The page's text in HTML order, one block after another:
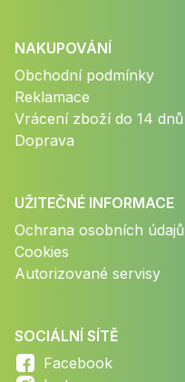
NAKUPOVÁNÍ
Obchodní podmínky
Reklamace
Vrácení zboží do 14 dnů
Doprava
UŽITEČNÉ INFORMACE
Ochrana osobních údajů
Cookies
Autorizované servisy
SOCIÁLNÍ SÍTĚ
Facebook